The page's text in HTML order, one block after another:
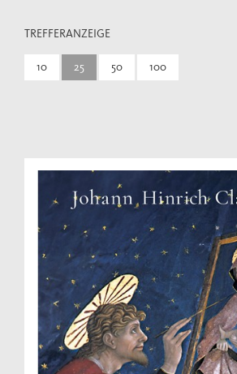
TREFFERANZEIGE
10 25 50 100